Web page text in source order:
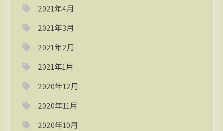
2021年4月
2021年3月
2021年2月
2021年1月
2020年12月
2020年11月
2020年10月